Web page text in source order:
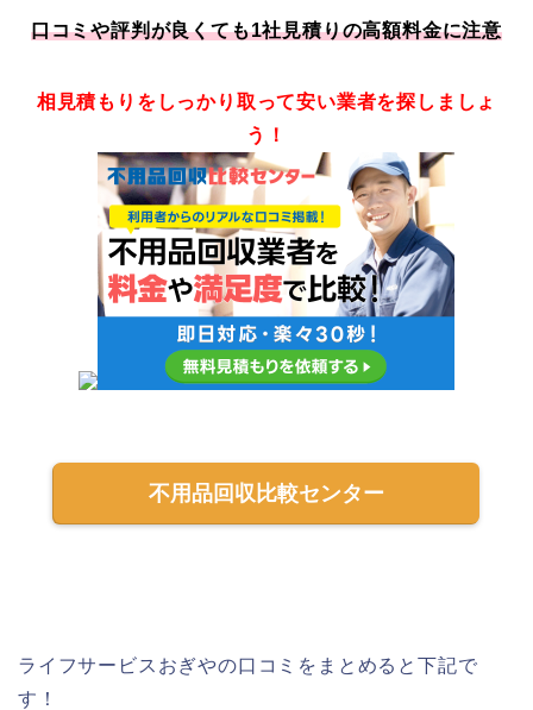
口コミや評判が良くても1社見積りの高額料金に注意
相見積もりをしっかり取って安い業者を探しましょ
う！
不用品回収比較センター
ライフサービスおぎやの口コミをまとめると下記で
す！